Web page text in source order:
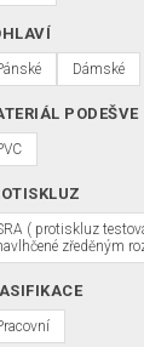
Dámské
PODEŠVE
( protiskluz
zředěným